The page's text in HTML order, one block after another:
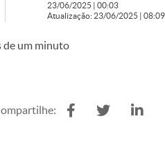
23/06/2025 | 00:03
Atualização: 23/06/2025 | 08:09
de um minuto